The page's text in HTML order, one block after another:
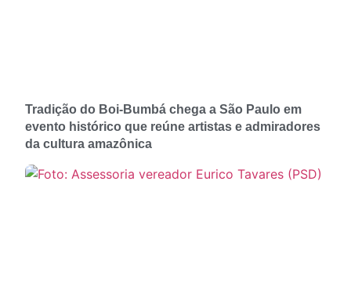
Tradição do Boi-Bumbá chega a São Paulo em
evento histórico que reúne artistas e admiradores
da cultura amazônica